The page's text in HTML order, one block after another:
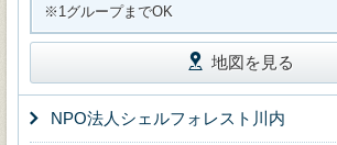
※1グループまでOK
地図を見る
NPO法人シェルフォレスト川内